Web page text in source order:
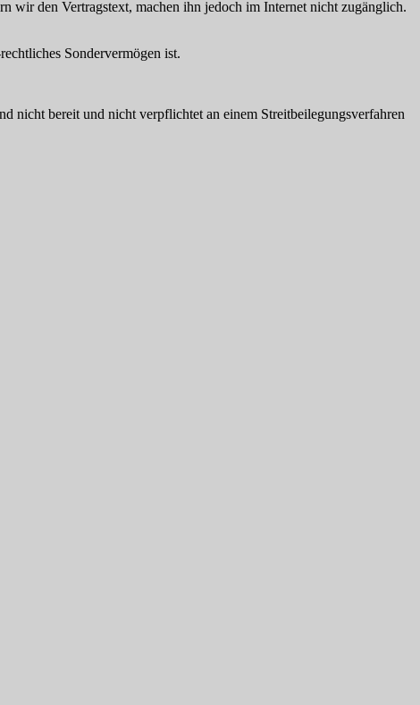
wir den Vertragstext, machen ihn jedoch im Internet nicht zugänglich.
Sondervermögen ist.
nicht bereit und nicht verpflichtet an einem Streitbeilegungsverfahren